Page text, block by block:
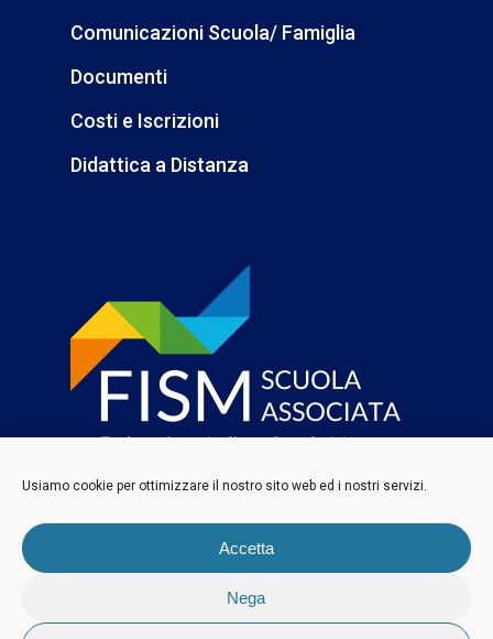
Usiamo cookie per ottimizzare il nostro sito web ed i nostri servizi.
Accetta
Nega
Comunicazioni Scuola/ Famiglia
Documenti
Costi e Iscrizioni
Didattica a Distanza
© 2021 Scuola Infanzia Maria Assunta –Privacy–